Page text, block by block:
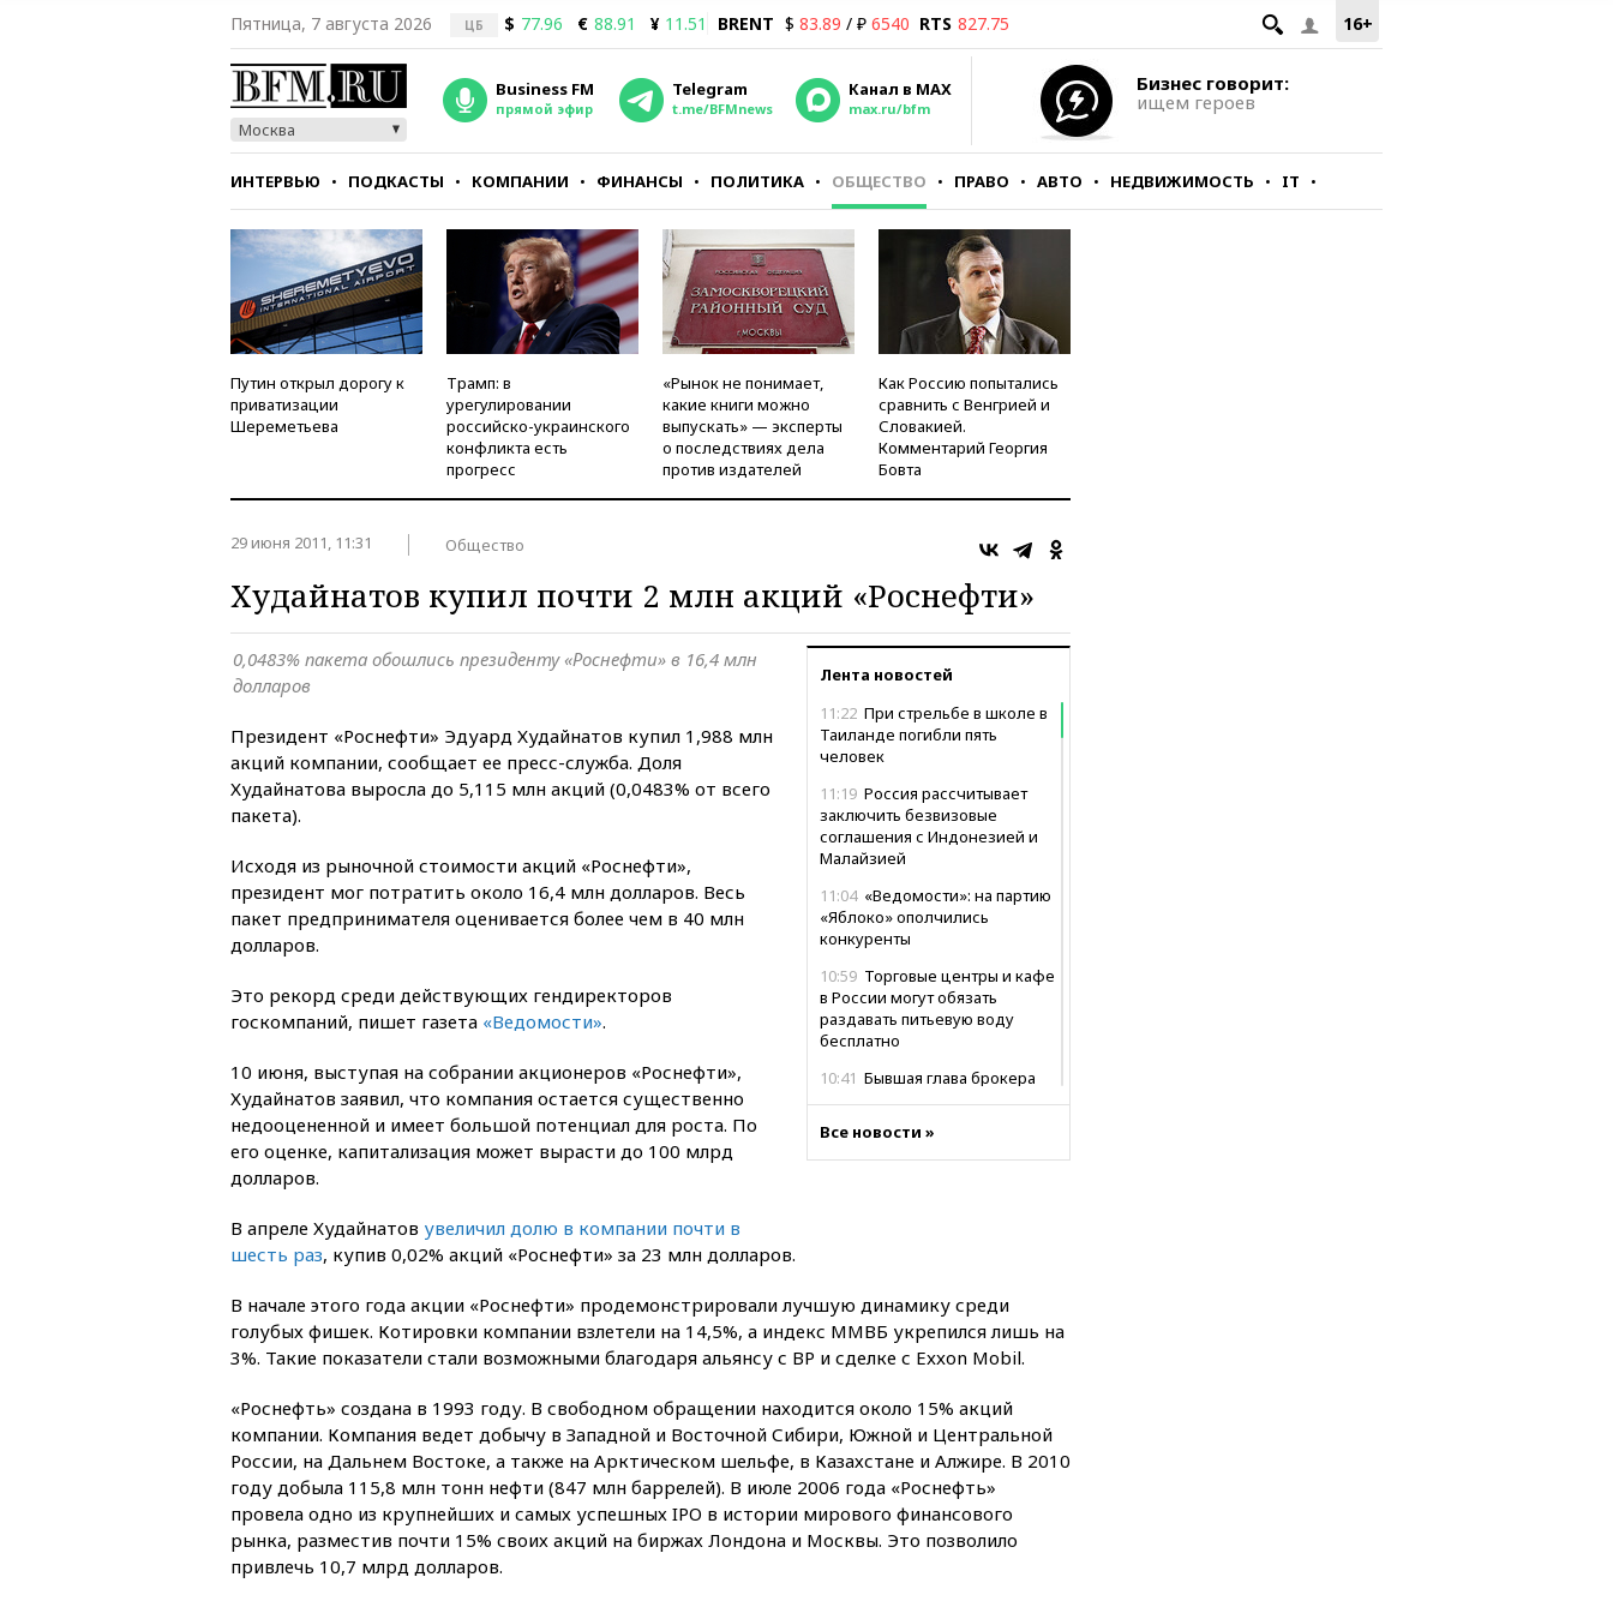
16+
Пятница, 7 августа 2026 ЦБ $ 77.96 € 88.91 ¥ 11.51 BRENT $ 83.89 / ₽ 6540 RTS 827.75
Москва
Business FM
прямой эфир
Telegram
t.me/BFMnews
Канал в MAX
max.ru/bfm
Бизнес говорит:
ищем героев
ИНТЕРВЬЮ ПОДКАСТЫ КОМПАНИИ ФИНАНСЫ ПОЛИТИКА ОБЩЕСТВО ПРАВО АВТО НЕДВИЖИМОСТЬ IT
СТИЛЬ ТЕСТЫ
Путин открыл дорогу к
приватизации
Шереметьева
Трамп: в
урегулировании
российско-украинского
конфликта есть
прогресс
«Рынок не понимает,
какие книги можно
выпускать» — эксперты
о последствиях дела
против издателей
Как Россию попытались
сравнить с Венгрией и
Словакией.
Комментарий Георгия
Бовта
29 июня 2011, 11:31 Общество
Худайнатов купил почти 2 млн акций «Роснефти»
Лента новостей
11:22 При стрельбе в школе в
Таиланде погибли пять
человек
11:19 Россия рассчитывает
заключить безвизовые
соглашения с Индонезией и
Малайзией
11:04 «Ведомости»: на партию
«Яблоко» ополчились
конкуренты
10:59 Торговые центры и кафе
в России могут обязать
раздавать питьевую воду
бесплатно
10:41 Бывшая глава брокера
10:41Пашинян: Армения
обмена криптовалюты в
«Москве-Сити»
10:13Минтранс предлагает
фондов на защиту трасс от
БПЛА
09:56Хакеры нашли
документы об ударах ВСУ по
нефтяным терминалам в
России
Все новости »
0,0483% пакета обошлись президенту «Роснефти» в 16,4 млн
долларов
Президент «Роснефти» Эдуард Худайнатов купил 1,988 млн
акций компании, сообщает ее пресс-служба. Доля
Худайнатова выросла до 5,115 млн акций (0,0483% от всего
пакета).
Исходя из рыночной стоимости акций «Роснефти»,
президент мог потратить около 16,4 млн долларов. Весь
пакет предпринимателя оценивается более чем в 40 млн
долларов.
Это рекорд среди действующих гендиректоров
госкомпаний, пишет газета «Ведомости».
10 июня, выступая на собрании акционеров «Роснефти»,
Худайнатов заявил, что компания остается существенно
недооцененной и имеет большой потенциал для роста. По
его оценке, капитализация может вырасти до 100 млрд
долларов.
В апреле Худайнатов увеличил долю в компании почти в
шесть раз, купив 0,02% акций «Роснефти» за 23 млн долларов.
В начале этого года акции «Роснефти» продемонстрировали лучшую динамику среди
голубых фишек. Котировки компании взлетели на 14,5%, а индекс ММВБ укрепился лишь на
3%. Такие показатели стали возможными благодаря альянсу с BP и сделке с Exxon Mobil.
«Роснефть» создана в 1993 году. В свободном обращении находится около 15% акций
компании. Компания ведет добычу в Западной и Восточной Сибири, Южной и Центральной
России, на Дальнем Востоке, а также на Арктическом шельфе, в Казахстане и Алжире. В 2010
году добыла 115,8 млн тонн нефти (847 млн баррелей). В июле 2006 года «Роснефть»
провела одно из крупнейших и самых успешных IPO в истории мирового финансового
рынка, разместив почти 15% своих акций на биржах Лондона и Москвы. Это позволило
привлечь 10,7 млрд долларов.